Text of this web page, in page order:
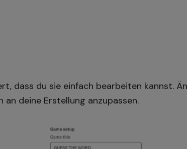
dass du sie einfach bearbeiten kannst.
an deine Erstellung anzupassen.